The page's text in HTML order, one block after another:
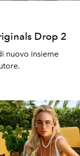
Drop 2
nuovo insieme